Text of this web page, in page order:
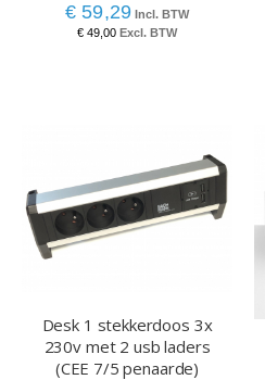
€ 59,29
€ 49,00
Desk 1 stekkerdoos 3x
230v met 2 usb laders
(CEE 7/5 penaarde)